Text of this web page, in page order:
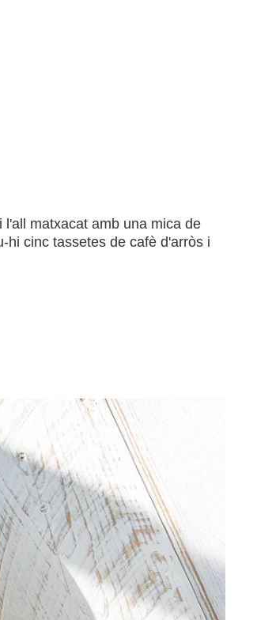
matxacat amb una mica de
hi cinc tassetes de cafè d'arròs i